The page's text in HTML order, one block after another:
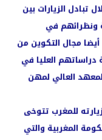
تبادل الزيارات بين
ونظرائهم في
مجال التكوين من
دراساتهم العليا في
العالي لمهن
للمغرب تتوخى
المغربية والتي